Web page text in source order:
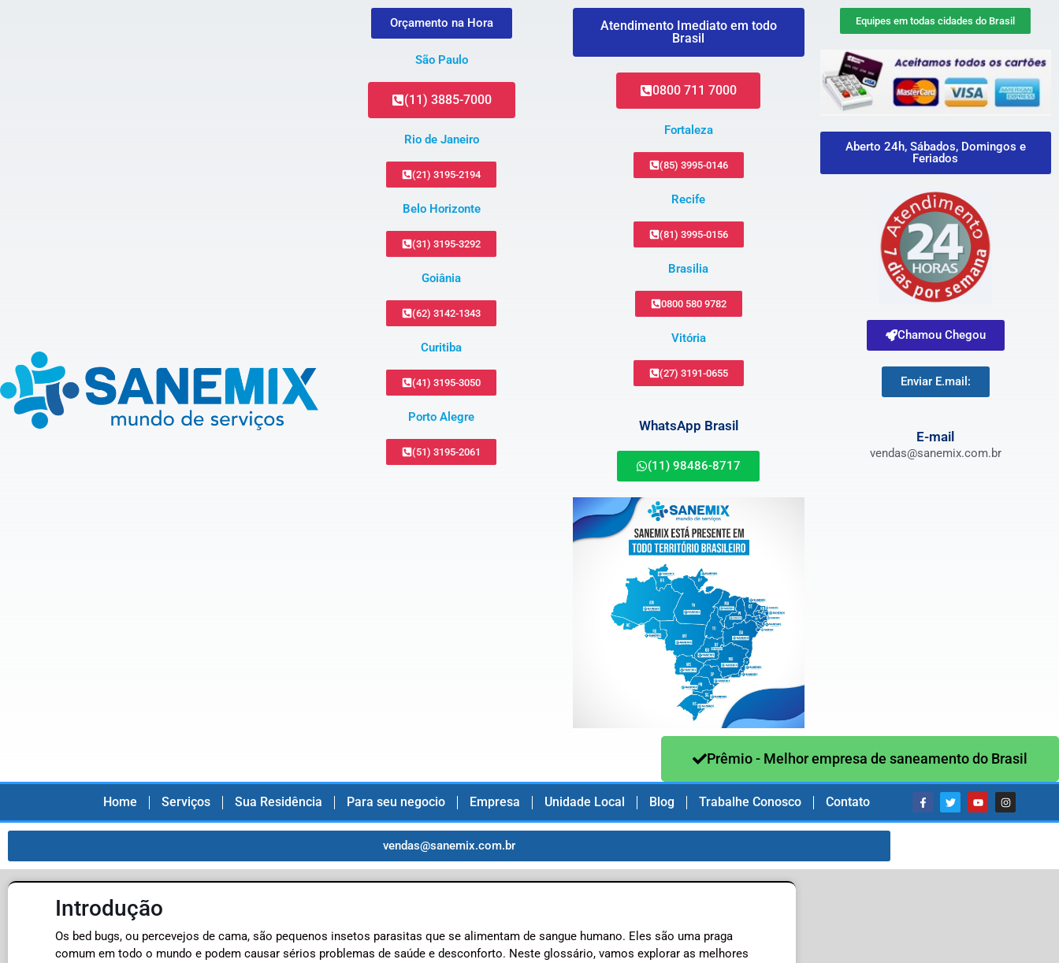
Orçamento na Hora
São Paulo
(11) 3885-7000
Rio de Janeiro
(21) 3195-2194
Belo Horizonte
(31) 3195-3292
Goiânia
(62) 3142-1343
Curitiba
(41) 3195-3050
Porto Alegre
(51) 3195-2061
Atendimento Imediato em todo
Brasil
0800 711 7000
Fortaleza
(85) 3995-0146
Recife
(81) 3995-0156
Brasilia
0800 580 9782
Vitória
(27) 3191-0655
WhatsApp Brasil
(11) 98486-8717
Equipes em todas cidades do Brasil
Aberto 24h, Sábados, Domingos e
Feriados
Chamou Chegou
Enviar E.mail:
E-mail
vendas@sanemix.com.br
Prêmio - Melhor empresa de saneamento do Brasil
Home Serviços Sua Residência Para seu negocio Empresa Unidade Local Blog Trabalhe Conosco Contato
vendas@sanemix.com.br
Introdução
Os bed bugs, ou percevejos de cama, são pequenos insetos parasitas que se alimentam de sangue humano. Eles são uma praga
comum em todo o mundo e podem causar sérios problemas de saúde e desconforto. Neste glossário, vamos explorar as melhores